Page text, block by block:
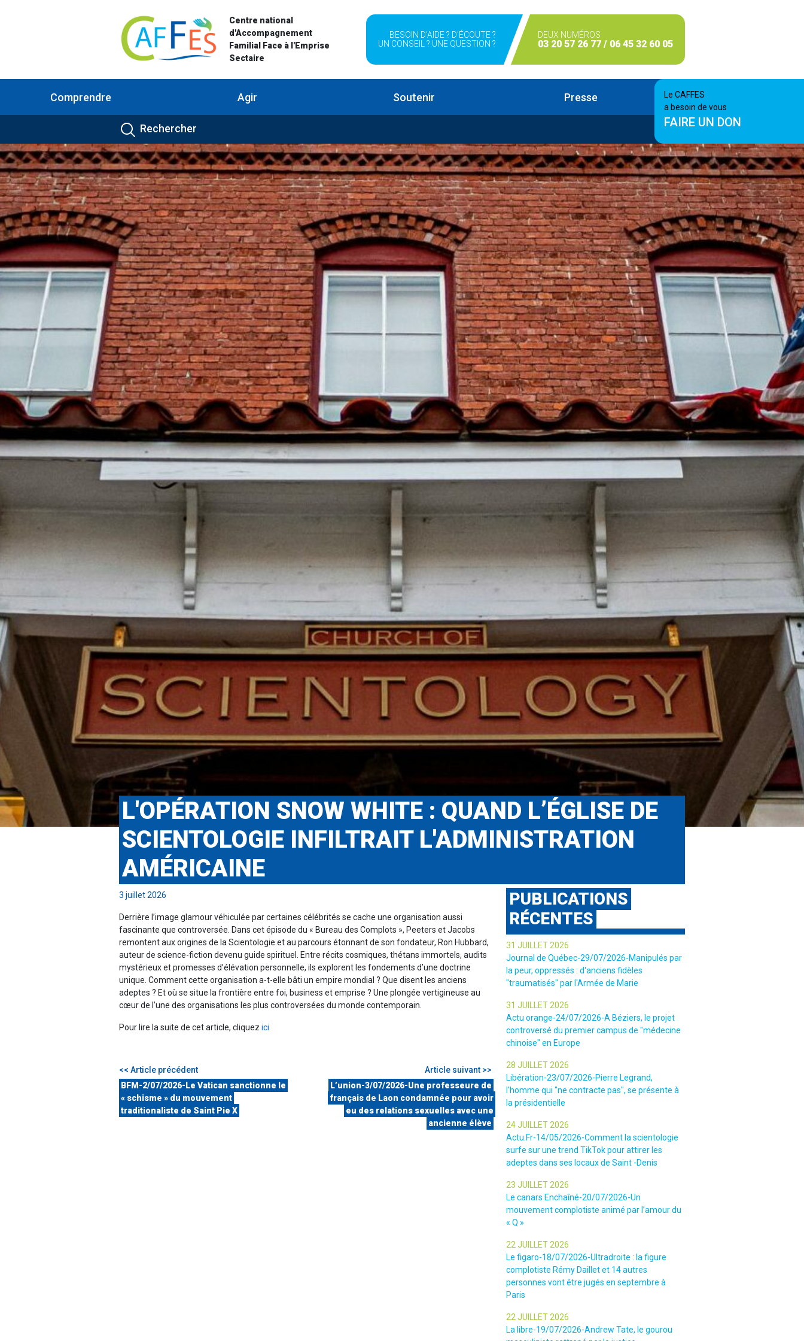
Centre national
d'Accompagnement
Familial Face à l'Emprise
Sectaire
BESOIN D'AIDE ? D'ÉCOUTE ?
UN CONSEIL ? UNE QUESTION ?
DEUX NUMÉROS
03 20 57 26 77 / 06 45 32 60 05
Comprendre Agir Soutenir Presse
Le CAFFES
a besoin de vous
FAIRE UN DON
L'OPÉRATION SNOW WHITE : QUAND L’ÉGLISE DE
SCIENTOLOGIE INFILTRAIT L'ADMINISTRATION
AMÉRICAINE
3 juillet 2026
Derrière l’image glamour véhiculée par certaines célébrités se cache une organisation aussi
fascinante que controversée. Dans cet épisode du « Bureau des Complots », Peeters et Jacobs
remontent aux origines de la Scientologie et au parcours étonnant de son fondateur, Ron Hubbard,
auteur de science-fiction devenu guide spirituel. Entre récits cosmiques, thétans immortels, audits
mystérieux et promesses d’élévation personnelle, ils explorent les fondements d’une doctrine
unique. Comment cette organisation a-t-elle bâti un empire mondial ? Que disent les anciens
adeptes ? Et où se situe la frontière entre foi, business et emprise ? Une plongée vertigineuse au
cœur de l’une des organisations les plus controversées du monde contemporain.
Pour lire la suite de cet article, cliquez ici
<< Article précédent
BFM-2/07/2026-Le Vatican sanctionne le
« schisme » du mouvement
traditionaliste de Saint Pie X
Article suivant >>
L’union-3/07/2026-Une professeure de
français de Laon condamnée pour avoir
eu des relations sexuelles avec une
ancienne élève
PUBLICATIONS
RÉCENTES
31 JUILLET 2026
Journal de Québec-29/07/2026-Manipulés par
la peur, oppressés : d'anciens fidèles
"traumatisés" par l'Armée de Marie
31 JUILLET 2026
Actu orange-24/07/2026-A Béziers, le projet
controversé du premier campus de "médecine
chinoise" en Europe
28 JUILLET 2026
Libération-23/07/2026-Pierre Legrand,
l'homme qui "ne contracte pas", se présente à
la présidentielle
24 JUILLET 2026
Actu.Fr-14/05/2026-Comment la scientologie
surfe sur une trend TikTok pour attirer les
adeptes dans ses locaux de Saint -Denis
23 JUILLET 2026
Le canars Enchaîné-20/07/2026-Un
mouvement complotiste animé par l’amour du
« Q »
22 JUILLET 2026
Le figaro-18/07/2026-Ultradroite : la figure
complotiste Rémy Daillet et 14 autres
personnes vont être jugés en septembre à
Paris
22 JUILLET 2026
La libre-19/07/2026-Andrew Tate, le gourou